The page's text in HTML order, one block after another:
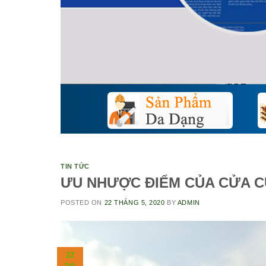
TIN TỨC
ƯU NHƯỢC ĐIỂM CỦA CỬA
POSTED ON 22 THÁNG 5, 2020 BY ADMIN
22